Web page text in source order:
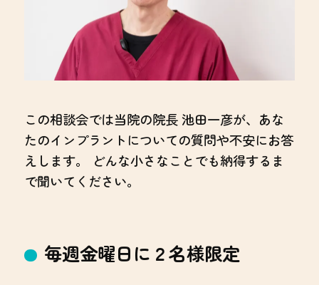
この相談会では当院の院長 池田一彦が、あな
たのインプラントについての質問や不安にお答
えします。 どんな小さなことでも納得するま
で聞いてください。
毎週金曜日に２名様限定